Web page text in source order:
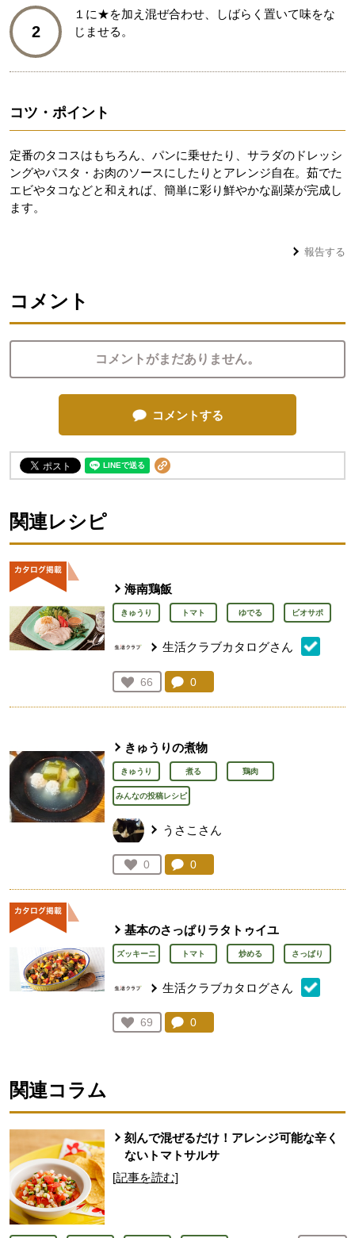
2
１に★を加え混ぜ合わせ、しばらく置いて味をな
じませる。
コツ・ポイント
定番のタコスはもちろん、パンに乗せたり、サラダのドレッシ
ングやパスタ・お肉のソースにしたりとアレンジ自在。茹でた
エビやタコなどと和えれば、簡単に彩り鮮やかな副菜が完成し
ます。
報告する
コメント
コメントがまだありません。
コメントする
関連レシピ
海南鶏飯
きゅうり トマト ゆでる ビオサポ
生活クラブカタログさん
お気に入り登録：
66
人が登録
コメント：
0
きゅうりの煮物
きゅうり 煮る 鶏肉
みんなの投稿レシピ
うさこさん
お気に入り登録：
0
人が登録
コメント：
0
基本のさっぱりラタトゥイユ
ズッキーニ トマト 炒める さっぱり
生活クラブカタログさん
お気に入り登録：
69
人が登録
コメント：
0
関連コラム
刻んで混ぜるだけ！アレンジ可能な辛く
ないトマトサルサ
[記事を読む]